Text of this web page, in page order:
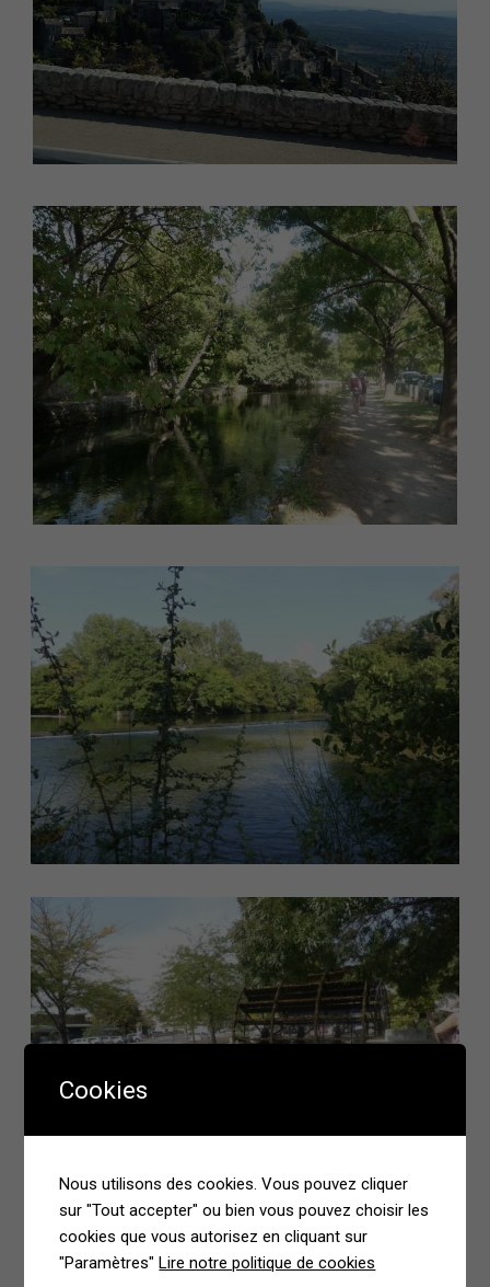
Cookies
Nous utilisons des cookies. Vous pouvez cliquer
sur "Tout accepter" ou bien vous pouvez choisir les
cookies que vous autorisez en cliquant sur
"Paramètres"Lire notre politique de cookies